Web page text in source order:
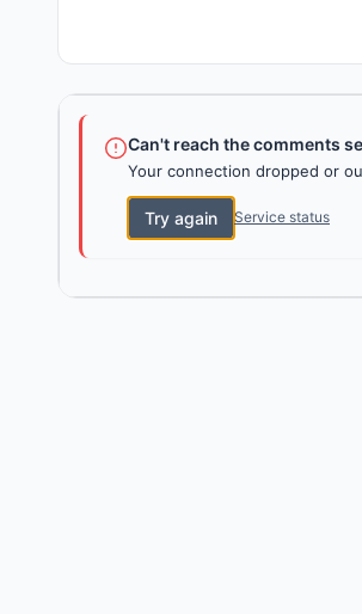
Can't reach the comments
Your connection dropped or
Try again Service status